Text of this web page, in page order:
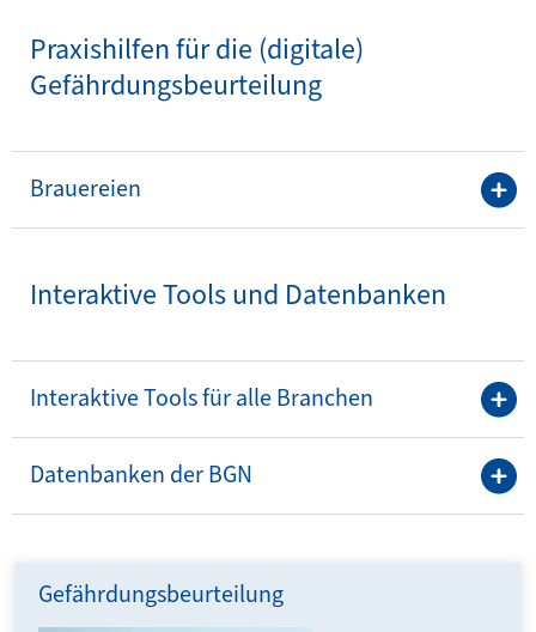
Praxishilfen für die (digitale)
Gefährdungsbeurteilung
Brauereien
Interaktive Tools und Datenbanken
Interaktive Tools für alle Branchen
Datenbanken der BGN
Gefährdungsbeurteilung